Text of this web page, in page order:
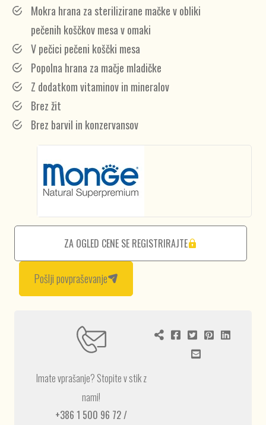
Mokra hrana za sterilizirane mačke v obliki
pečenih koščkov mesa v omaki
V pečici pečeni koščki mesa
Popolna hrana za mačje mladičke
Z dodatkom vitaminov in mineralov
Brez žit
Brez barvil in konzervansov
ZA OGLED CENE SE REGISTRIRAJTE
Pošlji povpraševanje
Imate vprašanje? Stopite v stik z
nami!
+386 1 500 96 72/